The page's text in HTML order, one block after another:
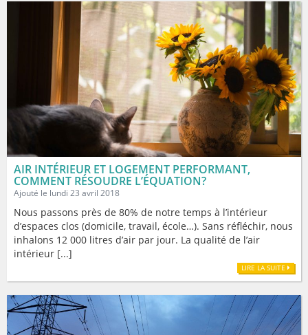
AIR INTÉRIEUR ET LOGEMENT PERFORMANT,
COMMENT RÉSOUDRE L’ÉQUATION?
Ajouté le lundi 23 avril 2018
Nous passons près de 80% de notre temps à l’intérieur
d’espaces clos (domicile, travail, école…). Sans réfléchir, nous
inhalons 12 000 litres d’air par jour. La qualité de l’air
intérieur [...]
LIRE LA SUITE